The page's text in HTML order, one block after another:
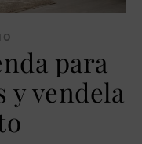
para
y vendela